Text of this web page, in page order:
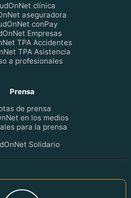
clínica
aseguradora
conPay
Empresas
TPA Accidentes
TPA Asistencia
a profesionales
Prensa
de prensa
en los medios
para la prensa
Solidario